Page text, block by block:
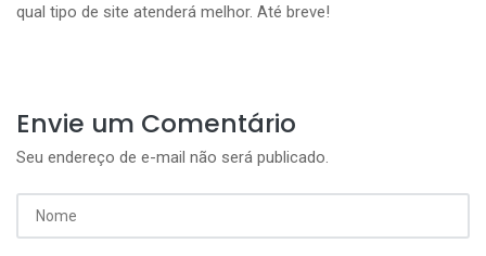
qual tipo de site atenderá melhor. Até breve!
Envie um Comentário
Seu endereço de e-mail não será publicado.